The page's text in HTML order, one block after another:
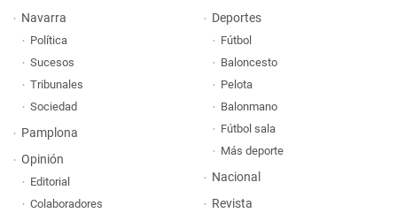
Navarra
Política
Sucesos
Tribunales
Sociedad
Pamplona
Opinión
Editorial
Colaboradores
Deportes
Fútbol
Baloncesto
Pelota
Balonmano
Fútbol sala
Más deporte
Nacional
Revista